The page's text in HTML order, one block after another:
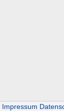
Impressum